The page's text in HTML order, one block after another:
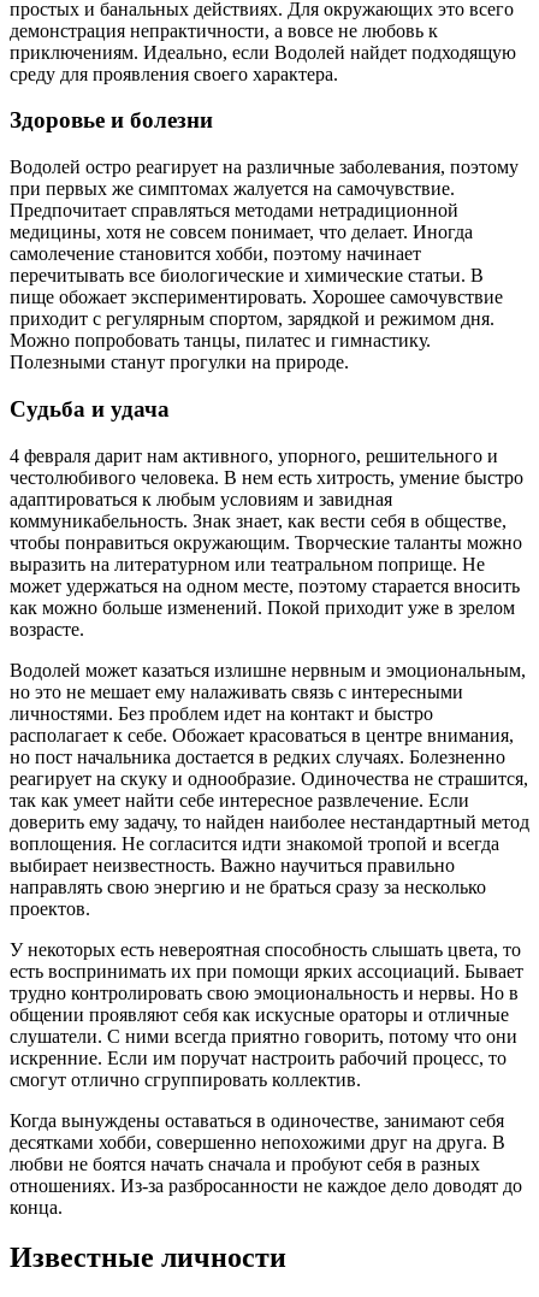
простых и банальных действиях. Для окружающих это всего
демонстрация непрактичности, а вовсе не любовь к
приключениям. Идеально, если Водолей найдет подходящую
среду для проявления своего характера.
Здоровье и болезни
Водолей остро реагирует на различные заболевания, поэтому
при первых же симптомах жалуется на самочувствие.
Предпочитает справляться методами нетрадиционной
медицины, хотя не совсем понимает, что делает. Иногда
самолечение становится хобби, поэтому начинает
перечитывать все биологические и химические статьи. В
пище обожает экспериментировать. Хорошее самочувствие
приходит с регулярным спортом, зарядкой и режимом дня.
Можно попробовать танцы, пилатес и гимнастику.
Полезными станут прогулки на природе.
Судьба и удача
4 февраля дарит нам активного, упорного, решительного и
честолюбивого человека. В нем есть хитрость, умение быстро
адаптироваться к любым условиям и завидная
коммуникабельность. Знак знает, как вести себя в обществе,
чтобы понравиться окружающим. Творческие таланты можно
выразить на литературном или театральном поприще. Не
может удержаться на одном месте, поэтому старается вносить
как можно больше изменений. Покой приходит уже в зрелом
возрасте.
Водолей может казаться излишне нервным и эмоциональным,
но это не мешает ему налаживать связь с интересными
личностями. Без проблем идет на контакт и быстро
располагает к себе. Обожает красоваться в центре внимания,
но пост начальника достается в редких случаях. Болезненно
реагирует на скуку и однообразие. Одиночества не страшится,
так как умеет найти себе интересное развлечение. Если
доверить ему задачу, то найден наиболее нестандартный метод
воплощения. Не согласится идти знакомой тропой и всегда
выбирает неизвестность. Важно научиться правильно
направлять свою энергию и не браться сразу за несколько
проектов.
У некоторых есть невероятная способность слышать цвета, то
есть воспринимать их при помощи ярких ассоциаций. Бывает
трудно контролировать свою эмоциональность и нервы. Но в
общении проявляют себя как искусные ораторы и отличные
слушатели. С ними всегда приятно говорить, потому что они
искренние. Если им поручат настроить рабочий процесс, то
смогут отлично сгруппировать коллектив.
Когда вынуждены оставаться в одиночестве, занимают себя
десятками хобби, совершенно непохожими друг на друга. В
любви не боятся начать сначала и пробуют себя в разных
отношениях. Из-за разбросанности не каждое дело доводят до
конца.
Известные личности